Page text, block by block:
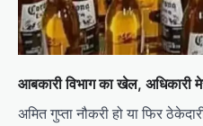
आबकारी विभाग का खेल, अधिकारी
अमित गुप्ता नौकरी हो या फिर